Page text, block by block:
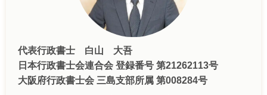
代表行政書士 白山 大吾
日本行政書士会連合会 登録番号 第21262113号
大阪府行政書士会 三島支部所属 第008284号